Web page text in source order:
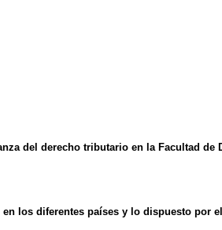
del derecho tributario en la Facultad de
los diferentes países y lo dispuesto por